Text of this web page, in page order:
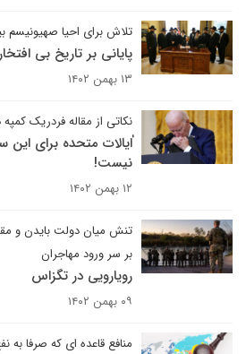
تلاش برای احیا صهیونیسم
پایانی بر تاریخ بی
۱۳ بهمن ۱۴۰۲
نکاتی از مقاله فردریک
ٰایالات متحده برای این
نیست!
۱۲ بهمن ۱۴۰۲
تنش میان دولت بایدن و
بر سر ورود مهاجران
رویارویی در تگزاس
۰۹ بهمن ۱۴۰۲
منافع قاعده ای که صرفا به